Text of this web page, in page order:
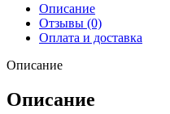
Описание
Отзывы (0)
Оплата и доставка
Описание
Описание